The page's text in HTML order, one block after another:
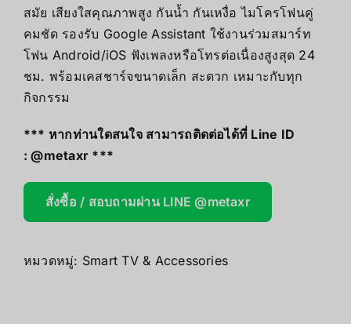
สมัย เสียงใสคุณภาพสูง กันน้ำ กันเหงื่อ ไมโครโฟนคู่
คมชัด รองรับ Google Assistant ใช้งานร่วมสมาร์ท
โฟน Android/iOS ฟังเพลงหรือโทรต่อเนื่องสูงสุด 24
ชม. พร้อมเคสชาร์จขนาดเล็ก สะดวก เหมาะกับทุก
กิจกรรม
*** หากท่านใดสนใจ สามารถติดต่อได้ที่ Line ID
:@metaxr ***
สั่งซื้อ / สอบถามผ่าน LINE @metaxr
หมวดหมู่: Smart TV & Accessories